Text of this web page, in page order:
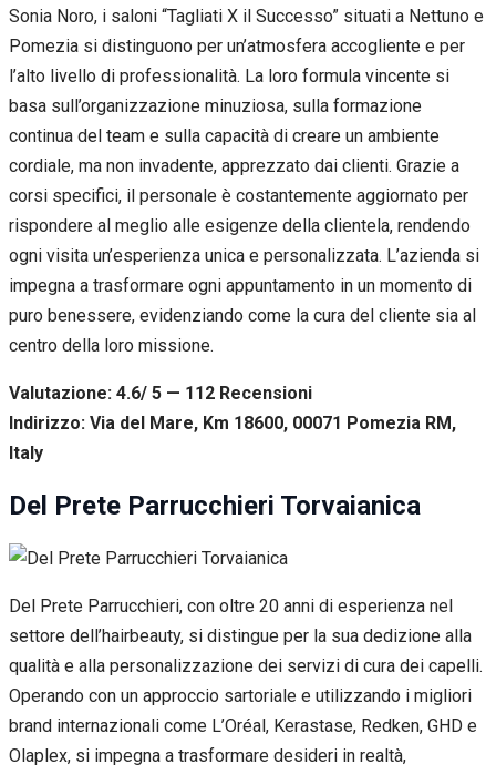
Sonia Noro, i saloni “Tagliati X il Successo” situati a Nettuno e
Pomezia si distinguono per un’atmosfera accogliente e per
l’alto livello di professionalità. La loro formula vincente si
basa sull’organizzazione minuziosa, sulla formazione
continua del team e sulla capacità di creare un ambiente
cordiale, ma non invadente, apprezzato dai clienti. Grazie a
corsi specifici, il personale è costantemente aggiornato per
rispondere al meglio alle esigenze della clientela, rendendo
ogni visita un’esperienza unica e personalizzata. L’azienda si
impegna a trasformare ogni appuntamento in un momento di
puro benessere, evidenziando come la cura del cliente sia al
centro della loro missione.
Valutazione: 4.6/ 5 — 112 Recensioni
Indirizzo: Via del Mare, Km 18600, 00071 Pomezia RM,
Italy
Del Prete Parrucchieri Torvaianica
Del Prete Parrucchieri, con oltre 20 anni di esperienza nel
settore dell’hairbeauty, si distingue per la sua dedizione alla
qualità e alla personalizzazione dei servizi di cura dei capelli.
Operando con un approccio sartoriale e utilizzando i migliori
brand internazionali come L’Oréal, Kerastase, Redken, GHD e
Olaplex, si impegna a trasformare desideri in realtà,